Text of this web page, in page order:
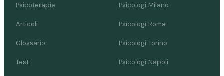
Psicoterapie
Articoli
Glossario
Test
Psicologi Milano
Psicologi Roma
Psicologi Torino
Psicologi Napoli